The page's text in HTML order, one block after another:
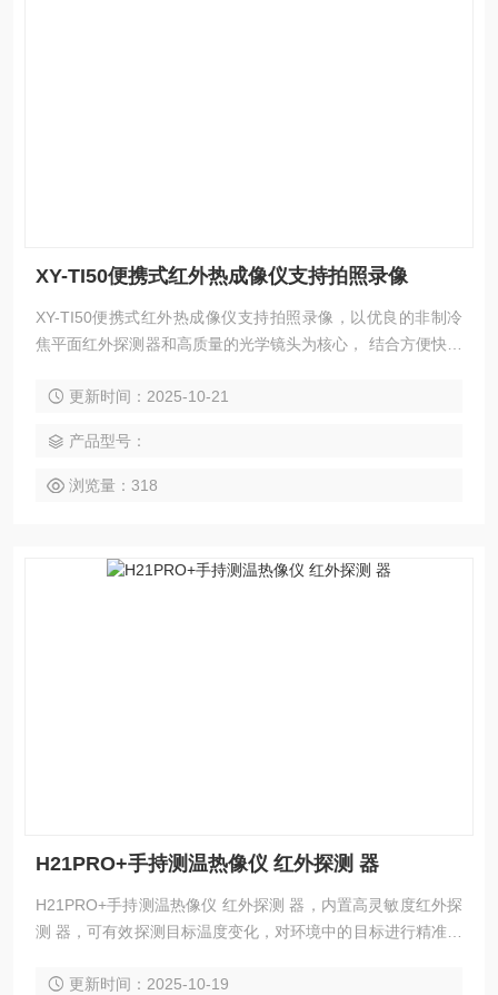
XY-TI50便携式红外热成像仪支持拍照录像
XY-TI50便携式红外热成像仪支持拍照录像，以优良的非制冷
焦平面红外探测器和高质量的光学镜头为核心， 结合方便快捷
长，坚固耐用，适用于各种环境，为用户打造了一款“成像清
外动物观察。
更新时间：2025-10-21
产品型号：
浏览量：318
H21PRO+手持测温热像仪 红外探测 器
H21PRO+手持测温热像仪 红外探测 器，内置高灵敏度红外探
测 器，可有效探测目标温度变化，对环境中的目标进行精准测
于电力、冶金、机械设备、 管道、数据中心设备等预防性检
更新时间：2025-10-19